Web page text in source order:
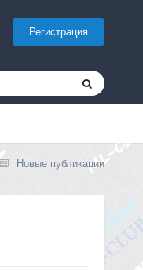
Регистрация
Новые публикации